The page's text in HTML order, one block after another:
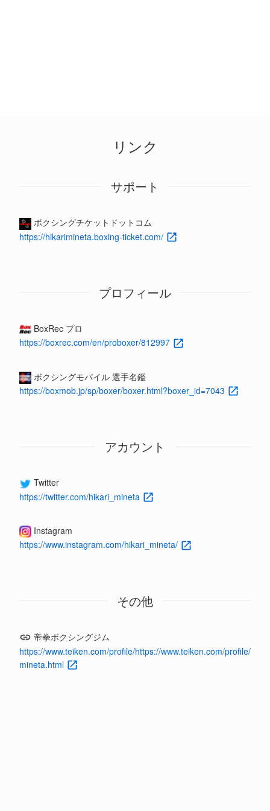
リンク
サポート
ボクシングチケットドットコム
https://hikarimineta.boxing-ticket.com/
プロフィール
BoxRec プロ
https://boxrec.com/en/proboxer/812997
ボクシングモバイル 選手名鑑
https://boxmob.jp/sp/boxer/boxer.html?boxer_id=7043
アカウント
Twitter
https://twitter.com/hikari_mineta
Instagram
https://www.instagram.com/hikari_mineta/
その他
帝拳ボクシングジム
https://www.teiken.com/profile/https://www.teiken.com/profile/
mineta.html